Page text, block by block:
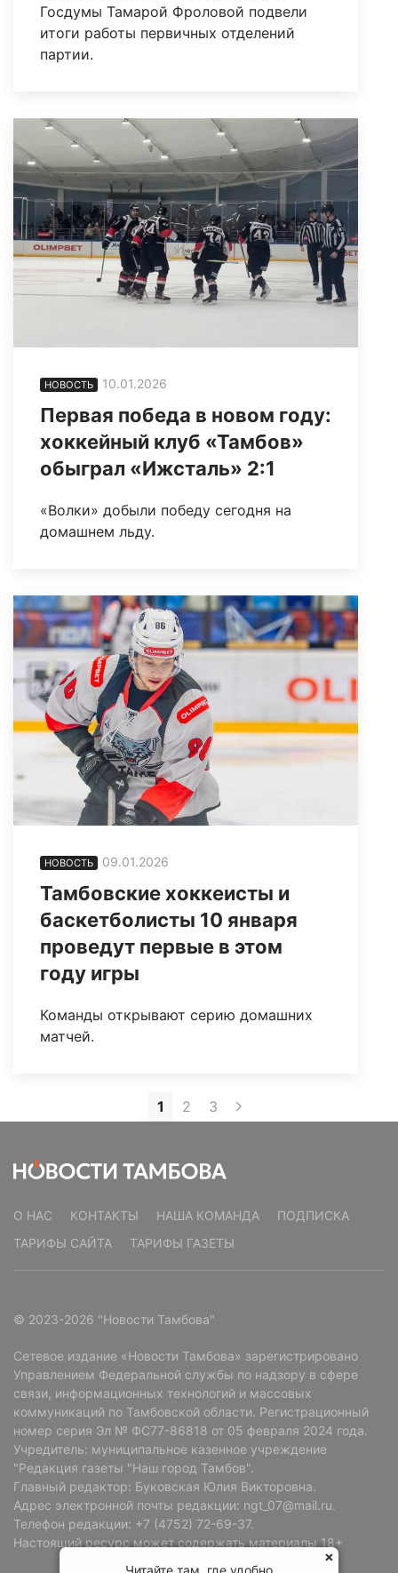
Госдумы Тамарой Фроловой подвели
итоги работы первичных отделений
партии.
НОВОСТЬ 10.01.2026
Первая победа в новом году:
хоккейный клуб «Тамбов»
обыграл «Ижсталь» 2:1
«Волки» добыли победу сегодня на
домашнем льду.
НОВОСТЬ 09.01.2026
Тамбовские хоккеисты и
баскетболисты 10 января
проведут первые в этом
году игры
Команды открывают серию домашних
матчей.
1 2 3
О НАС КОНТАКТЫ НАША КОМАНДА
ПОДПИСКА
ТАРИФЫ САЙТА
ТАРИФЫ ГАЗЕТЫ
© 2023-2026 "Новости Тамбова"
Сетевое издание «Новости Тамбова» зарегистрировано
Управлением Федеральной службы по надзору в сфере
связи, информационных технологий и массовых
коммуникаций по Тамбовской области. Регистрационный
номер серия Эл № ФС77-86818 от 05 февраля 2024 года.
Учредитель: муниципальное казенное учреждение
"Редакция газеты "Наш город Тамбов".
Главный редактор: Буковская Юлия Викторовна.
Адрес электронной почты редакции: ngt_07@mail.ru.
Телефон редакции: +7 (4752) 72-69-37.
Настоящий ресурс может содержать материалы 18+
Читайте там, где удобно